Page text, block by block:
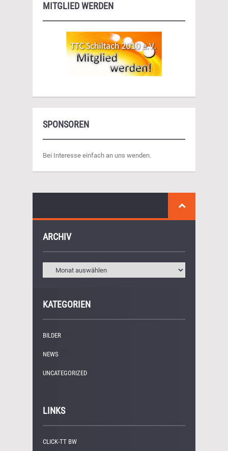
MITGLIED WERDEN
SPONSOREN
Bei Interesse einfach an uns wenden.
ARCHIV
KATEGORIEN
BILDER
NEWS
UNCATEGORIZED
LINKS
CLICK-TT BW